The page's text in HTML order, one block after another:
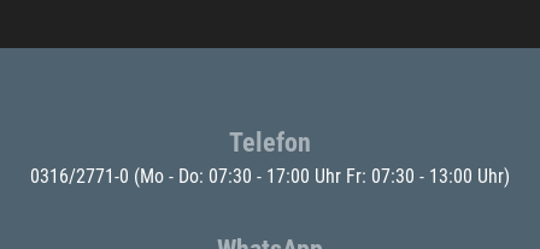
Telefon
0316/2771-0 (Mo - Do: 07:30 - 17:00 Uhr Fr: 07:30 - 13:00 Uhr)